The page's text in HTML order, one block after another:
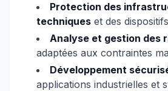
Protection des
techniques et des
Analyse et gestion des
adaptées aux contraintes
Développement
applications industrielles et